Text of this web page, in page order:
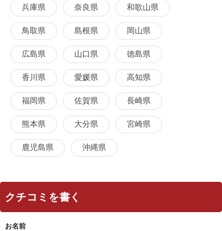
兵庫県 奈良県 和歌山県
鳥取県 島根県 岡山県
広島県 山口県 徳島県
香川県 愛媛県 高知県
福岡県 佐賀県 長崎県
熊本県 大分県 宮崎県
鹿児島県 沖縄県
クチコミを書く
お名前